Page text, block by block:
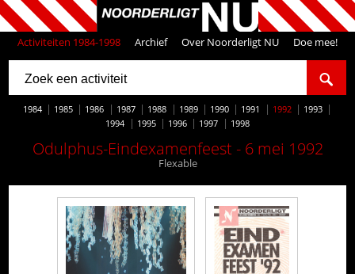
Activiteiten 1984-1998 Archief Over Noorderligt NU Doe mee!
1984 1985 1986 1987 1988 1989 1990 1991 1992
1993
1994
1995 1996 1997 1998
Odulphus-Eindexamenfeest - 6 mei 1992
Flexable